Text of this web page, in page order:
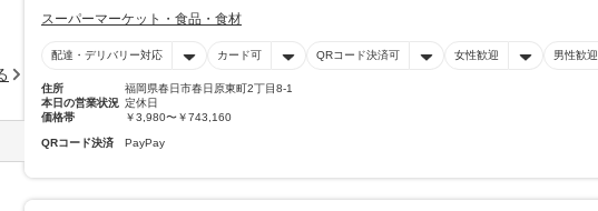
スーパーマーケット・食品・食材
配達・デリバリー対応 カード可 QRコード決済可 女性歓迎 男性歓迎
住所
福岡県春日市春日原東町2丁目8-1
本日の営業状況 定休日
価格帯
￥3,980〜￥743,160
QRコード決済 PayPay